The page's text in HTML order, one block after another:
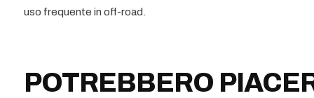
uso frequente in off-road.
POTREBBERO